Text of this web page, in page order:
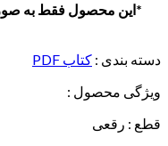
دسته بندی : کتاب PDF
ویژگی محصول :
قطع : رقعی